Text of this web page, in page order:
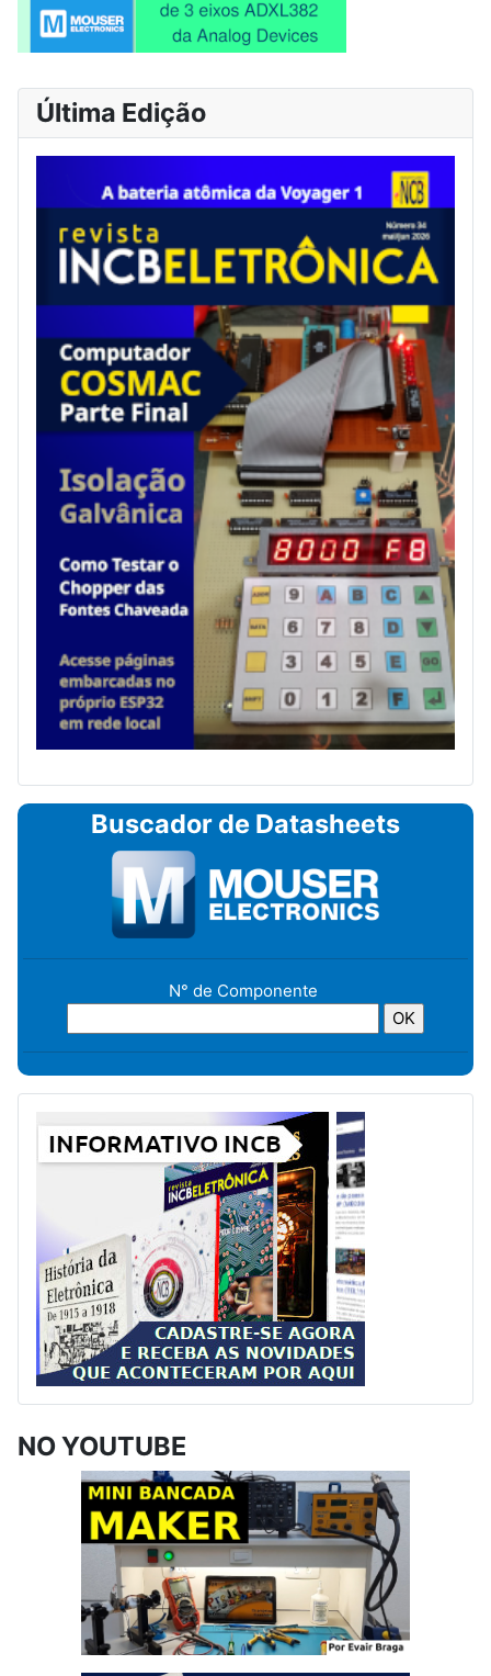
Última Edição
Buscador de Datasheets
N° de Componente
NO YOUTUBE